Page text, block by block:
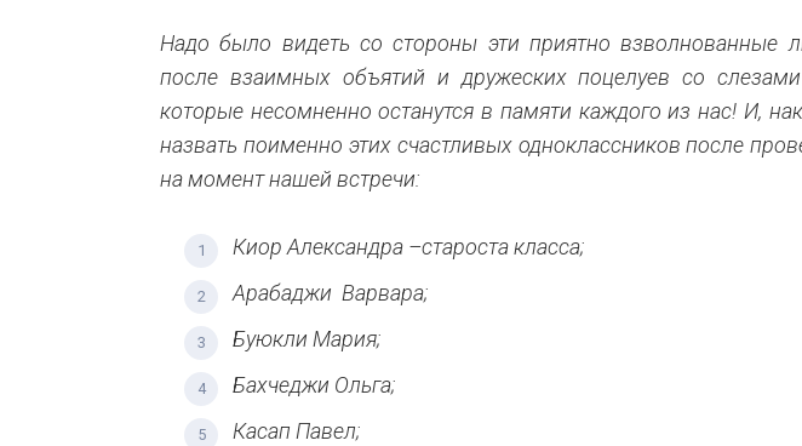
Надо было видеть со стороны эти приятно взволнованные
после взаимных объятий и дружеских поцелуев со
которые несомненно останутся в памяти каждого из нас! И,
назвать поименно этих счастливых одноклассников после
на момент нашей встречи:
Киор Александра –староста класса;
Арабаджи Варвара;
Буюкли Мария;
Бахчеджи Ольга;
Касап Павел;